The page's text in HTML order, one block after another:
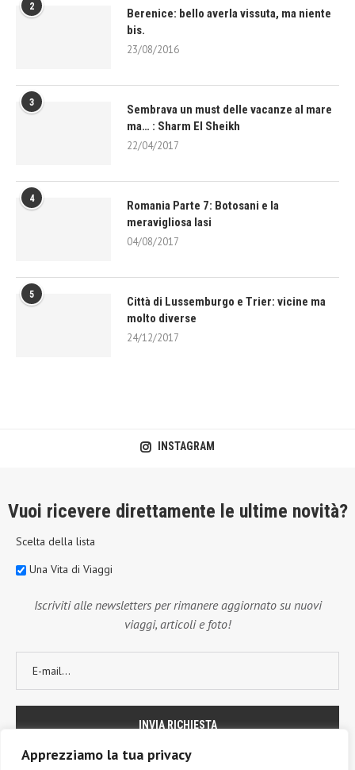
Apprezziamo la tua privacy
2
Berenice: bello averla vissuta, ma niente
bis.
23/08/2016
3
Sembrava un must delle vacanze al mare
ma… : Sharm El Sheikh
22/04/2017
4
Romania Parte 7: Botosani e la
meravigliosa Iasi
04/08/2017
5
Città di Lussemburgo e Trier: vicine ma
molto diverse
24/12/2017
INSTAGRAM
Vuoi ricevere direttamente le ultime novità?
Scelta della lista
Una Vita di Viaggi
Iscriviti alle newsletters per rimanere aggiornato su nuovi
viaggi, articoli e foto!